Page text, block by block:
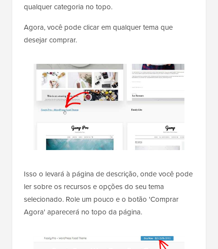
qualquer categoria no topo.
Agora, você pode clicar em qualquer tema que
desejar comprar.
Isso o levará à página de descrição, onde você pode
ler sobre os recursos e opções do seu tema
selecionado. Role um pouco e o botão 'Comprar
Agora' aparecerá no topo da página.